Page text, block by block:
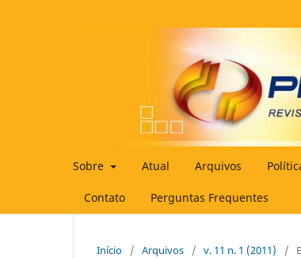
Sobre Atual Arquivos
Contato Perguntas Frequentes
Início / Arquivos / v. 11 n. 1 (2011) /